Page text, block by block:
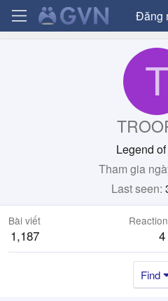
Đăng
T
Legend
Tham gia
Last seen
Bài viết
1,187 4
Find